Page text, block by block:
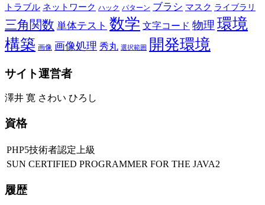
トラブル ネットワーク ハック パターン ブラシ マスク ライブラリ
三角関数 単体テスト 数学 文字コード 物理 環境
構築 画像 画像処理 秀丸 選択範囲 開発環境
サイト運営者
澤井 寛 さわい ひろし
資格
PHP5技術者認定上級
SUN CERTIFIED PROGRAMMER FOR THE JAVA2
履歴